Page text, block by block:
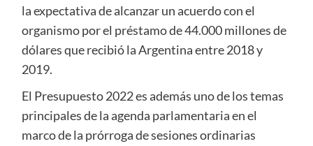
la expectativa de alcanzar un acuerdo con el
organismo por el préstamo de 44.000 millones de
dólares que recibió la Argentina entre 2018 y
2019.
El Presupuesto 2022 es además uno de los temas
principales de la agenda parlamentaria en el
marco de la prórroga de sesiones ordinarias